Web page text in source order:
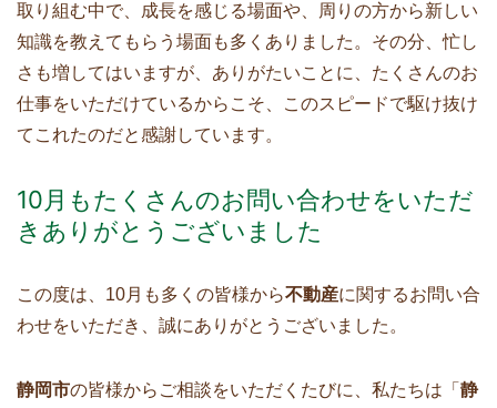
取り組む中で、成長を感じる場面や、周りの方から新しい
知識を教えてもらう場面も多くありました。その分、忙し
さも増してはいますが、ありがたいことに、たくさんのお
仕事をいただけているからこそ、このスピードで駆け抜け
てこれたのだと感謝しています。
10月もたくさんのお問い合わせをいただ
きありがとうございました
この度は、10月も多くの皆様から不動産に関するお問い合
わせをいただき、誠にありがとうございました。
静岡市の皆様からご相談をいただくたびに、私たちは「 静